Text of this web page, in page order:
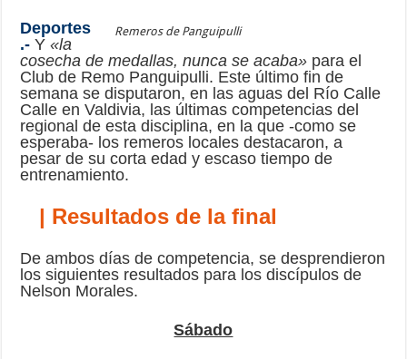
Remeros de Panguipulli
Deportes
.- Y«la
cosecha de medallas, nunca se acaba» para el
Club de Remo Panguipulli. Este último fin de
semana se disputaron, en las aguas del Río Calle
Calle en Valdivia, las últimas competencias del
regional de esta disciplina, en la que -como se
esperaba- los remeros locales destacaron, a
pesar de su corta edad y escaso tiempo de
entrenamiento.
| Resultados de la final
De ambos días de competencia, se desprendieron
los siguientes resultados para los discípulos de
Nelson Morales.
Sábado